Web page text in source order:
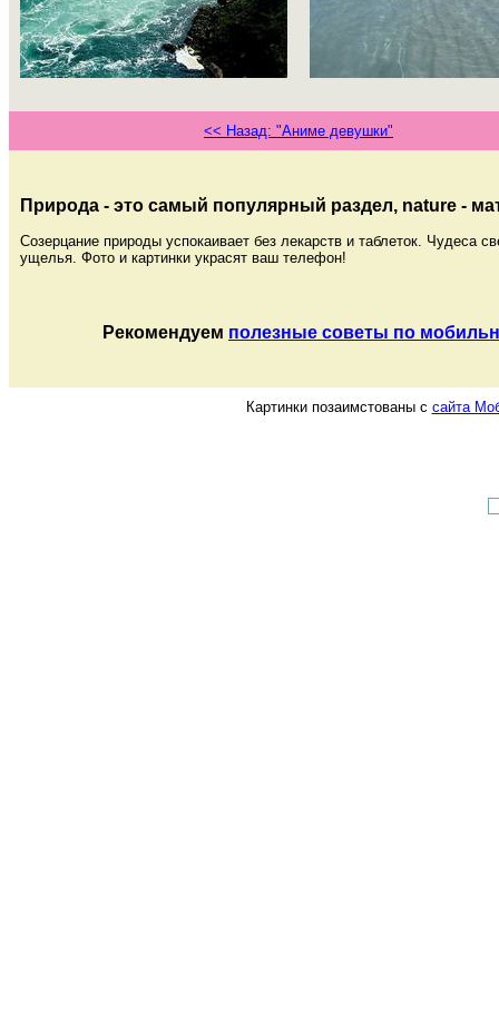
<< Назад: "Аниме девушки"
Природа - это самый популярный раздел, nature -
Созерцание природы успокаивает без лекарств и таблеток. Чудеса
ущелья. Фото и картинки украсят ваш телефон!
Рекомендуем полезные советы по
Картинки позаимстованы с сайта